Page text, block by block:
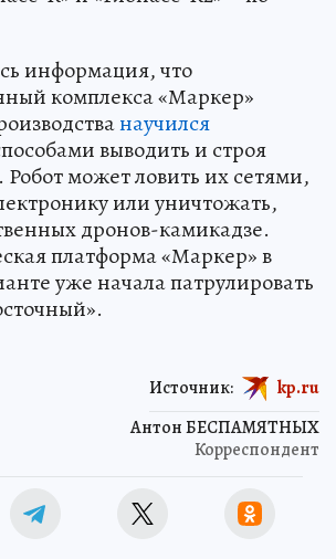
информация, что
комплекса «Маркер»
научился
выводить и строя
может ловить их сетями,
или уничтожать,
дронов-камикадзе.
платформа «Маркер» в
уже начала патрулировать
Антон БЕСПАМЯТНЫХ
Корреспондент
Источник: kp.ru